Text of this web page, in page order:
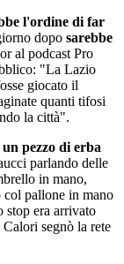
l'ordine di far
dopo sarebbe
al podcast Pro
"La Lazio
giocato il
quanti tifosi
la città".
pezzo di erba
parlando delle
in mano,
col pallone in mano
stop era arrivato
segnò la rete